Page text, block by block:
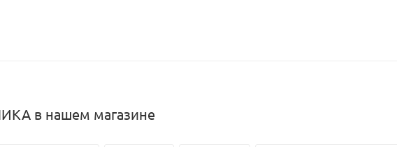
в нашем магазине